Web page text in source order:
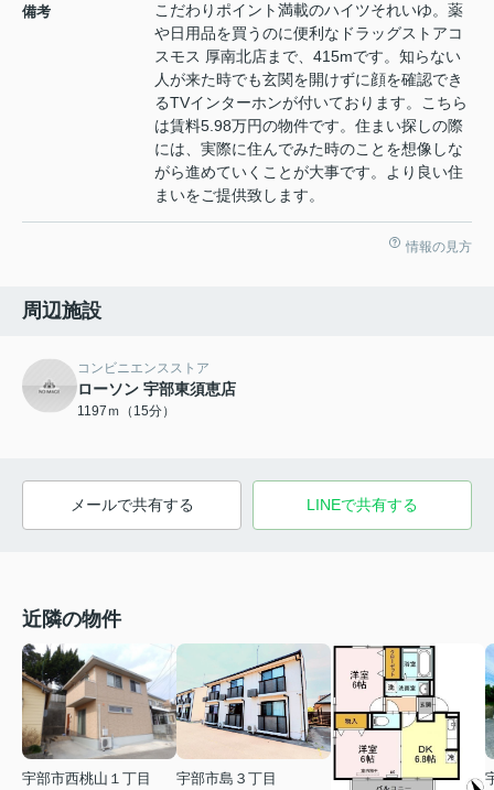
備考
こだわりポイント満載のハイツそれいゆ。薬
や日用品を買うのに便利なドラッグストアコ
スモス 厚南北店まで、415mです。知らない
人が来た時でも玄関を開けずに顔を確認でき
るTVインターホンが付いております。こちら
は賃料5.98万円の物件です。住まい探しの際
には、実際に住んでみた時のことを想像しな
がら進めていくことが大事です。より良い住
まいをご提供致します。
情報の見方
周辺施設
コンビニエンスストア
ローソン 宇部東須恵店
1197ｍ（15分）
メールで共有する LINEで共有する
近隣の物件
宇部市西桃山１丁目
宇部市島３丁目